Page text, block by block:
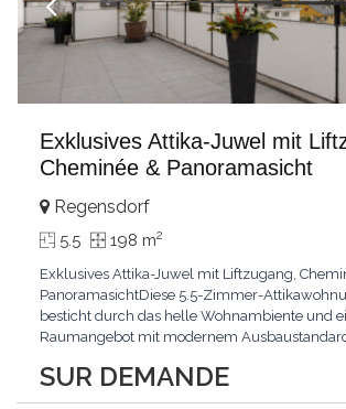
Exklusives Attika-Juwel mit
Cheminée & Panoramasicht
SUR DEMANDE
Regensdorf
5.5 198 m2
Exklusives Attika-Juwel mit Liftzugang,
PanoramasichtDiese 5.5-Zimmer-
besticht durch das helle Wohnambiente und
Raumangebot mit modernem
Wohnungszugang mit dem Lift führt Sie
direkt in Ihr neues Zuhause.Das Zentrum der